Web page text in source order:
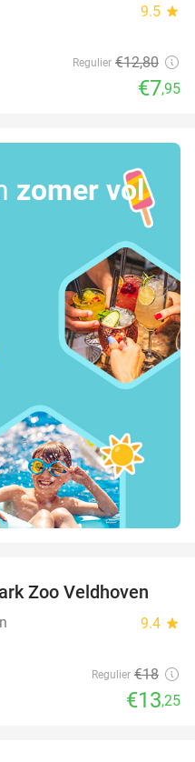
9.5 star
Regulier €12,80
€7,95
zomer vol
26%
Zoo Veldhoven
9.4 star
Regulier €18
€13,25